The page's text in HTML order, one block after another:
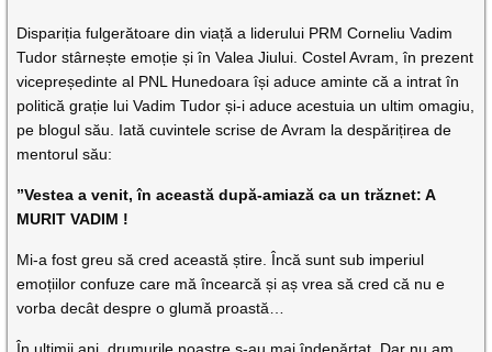
Dispariția fulgerătoare din viață a liderului PRM Corneliu Vadim
Tudor stârnește emoție și în Valea Jiului. Costel Avram, în prezent
vicepreședinte al PNL Hunedoara își aduce aminte că a intrat în
politică grație lui Vadim Tudor și-i aduce acestuia un ultim omagiu,
pe blogul său. Iată cuvintele scrise de Avram la despărițirea de
mentorul său:
”Vestea a venit, în această după-amiază ca un trăznet: A
MURIT VADIM !
Mi-a fost greu să cred această știre. Încă sunt sub imperiul
emoțiilor confuze care mă încearcă și aș vrea să cred că nu e
vorba decât despre o glumă proastă…